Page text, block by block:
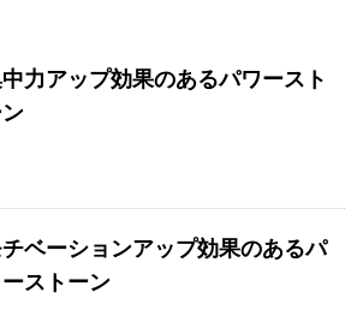
力アップ効果のあるパワースト
ベーションアップ効果のあるパ
ーストーン